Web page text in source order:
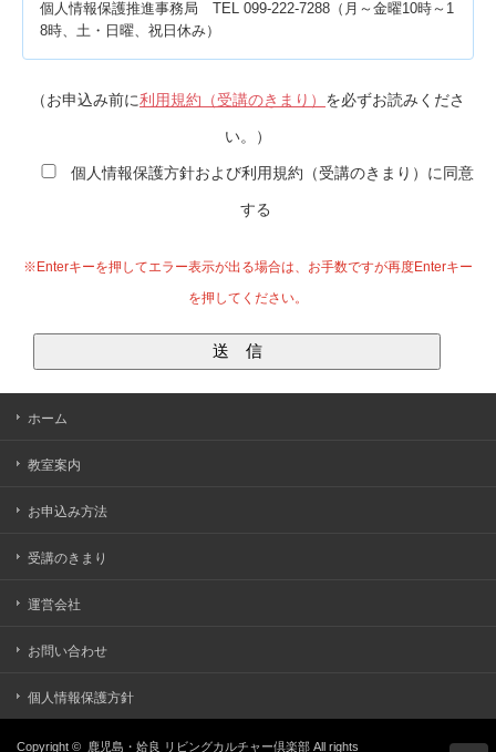
個人情報保護推進事務局 TEL 099-222-7288（月～金曜10時～1
8時、土・日曜、祝日休み）
（お申込み前に利用規約（受講のきまり） を必ずお読みくださ
い。）
個人情報保護方針および利用規約（受講のきまり）に同意
する
※Enterキーを押してエラー表示が出る場合は、お手数ですが再度Enterキー
を押してください。
ホーム
教室案内
お申込み方法
受講のきまり
運営会社
お問い合わせ
個人情報保護方針
Copyright © 鹿児島・姶良 リビングカルチャー倶楽部 All rights